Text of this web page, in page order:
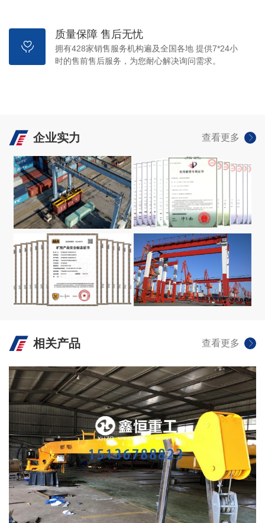
质量保障 售后无忧
拥有428家销售服务机构遍及全国各地 提供7*24小
时的售前售后服务，为您耐心解决询问需求。
企业实力 查看更多
荣誉资质
VIEW +
VIEW +
相关产品 查看更多